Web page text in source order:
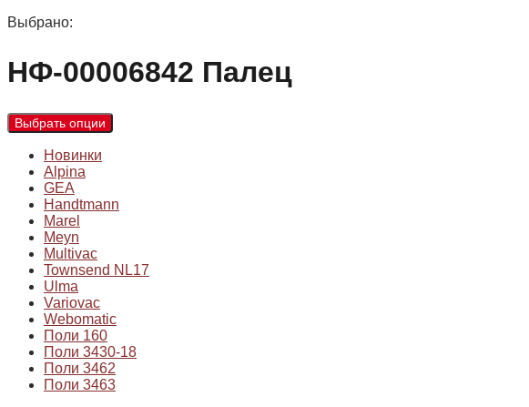
Выбрано:
НФ-00006842 Палец
Выбрать опции
Новинки
Alpina
GEA
Handtmann
Marel
Meyn
Multivac
Townsend NL17
Ulma
Variovac
Webomatic
Поли 160
Поли 3430-18
Поли 3462
Поли 3463